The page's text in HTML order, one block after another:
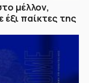
μέλλον,
έξι παίκτες της